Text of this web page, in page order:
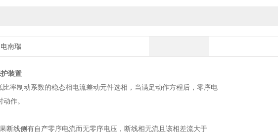
南瑞
装置
率制动系数的稳态相电流差动元件选相，当满足动作方程后，零序电
动作。
果断线侧有自产零序电流而无零序电压，断线相无流且该相差流大于